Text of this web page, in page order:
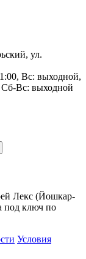
ул.
Вс: выходной,
Вс: выходной
Лекс (Йошкар-
под ключ по
Условия